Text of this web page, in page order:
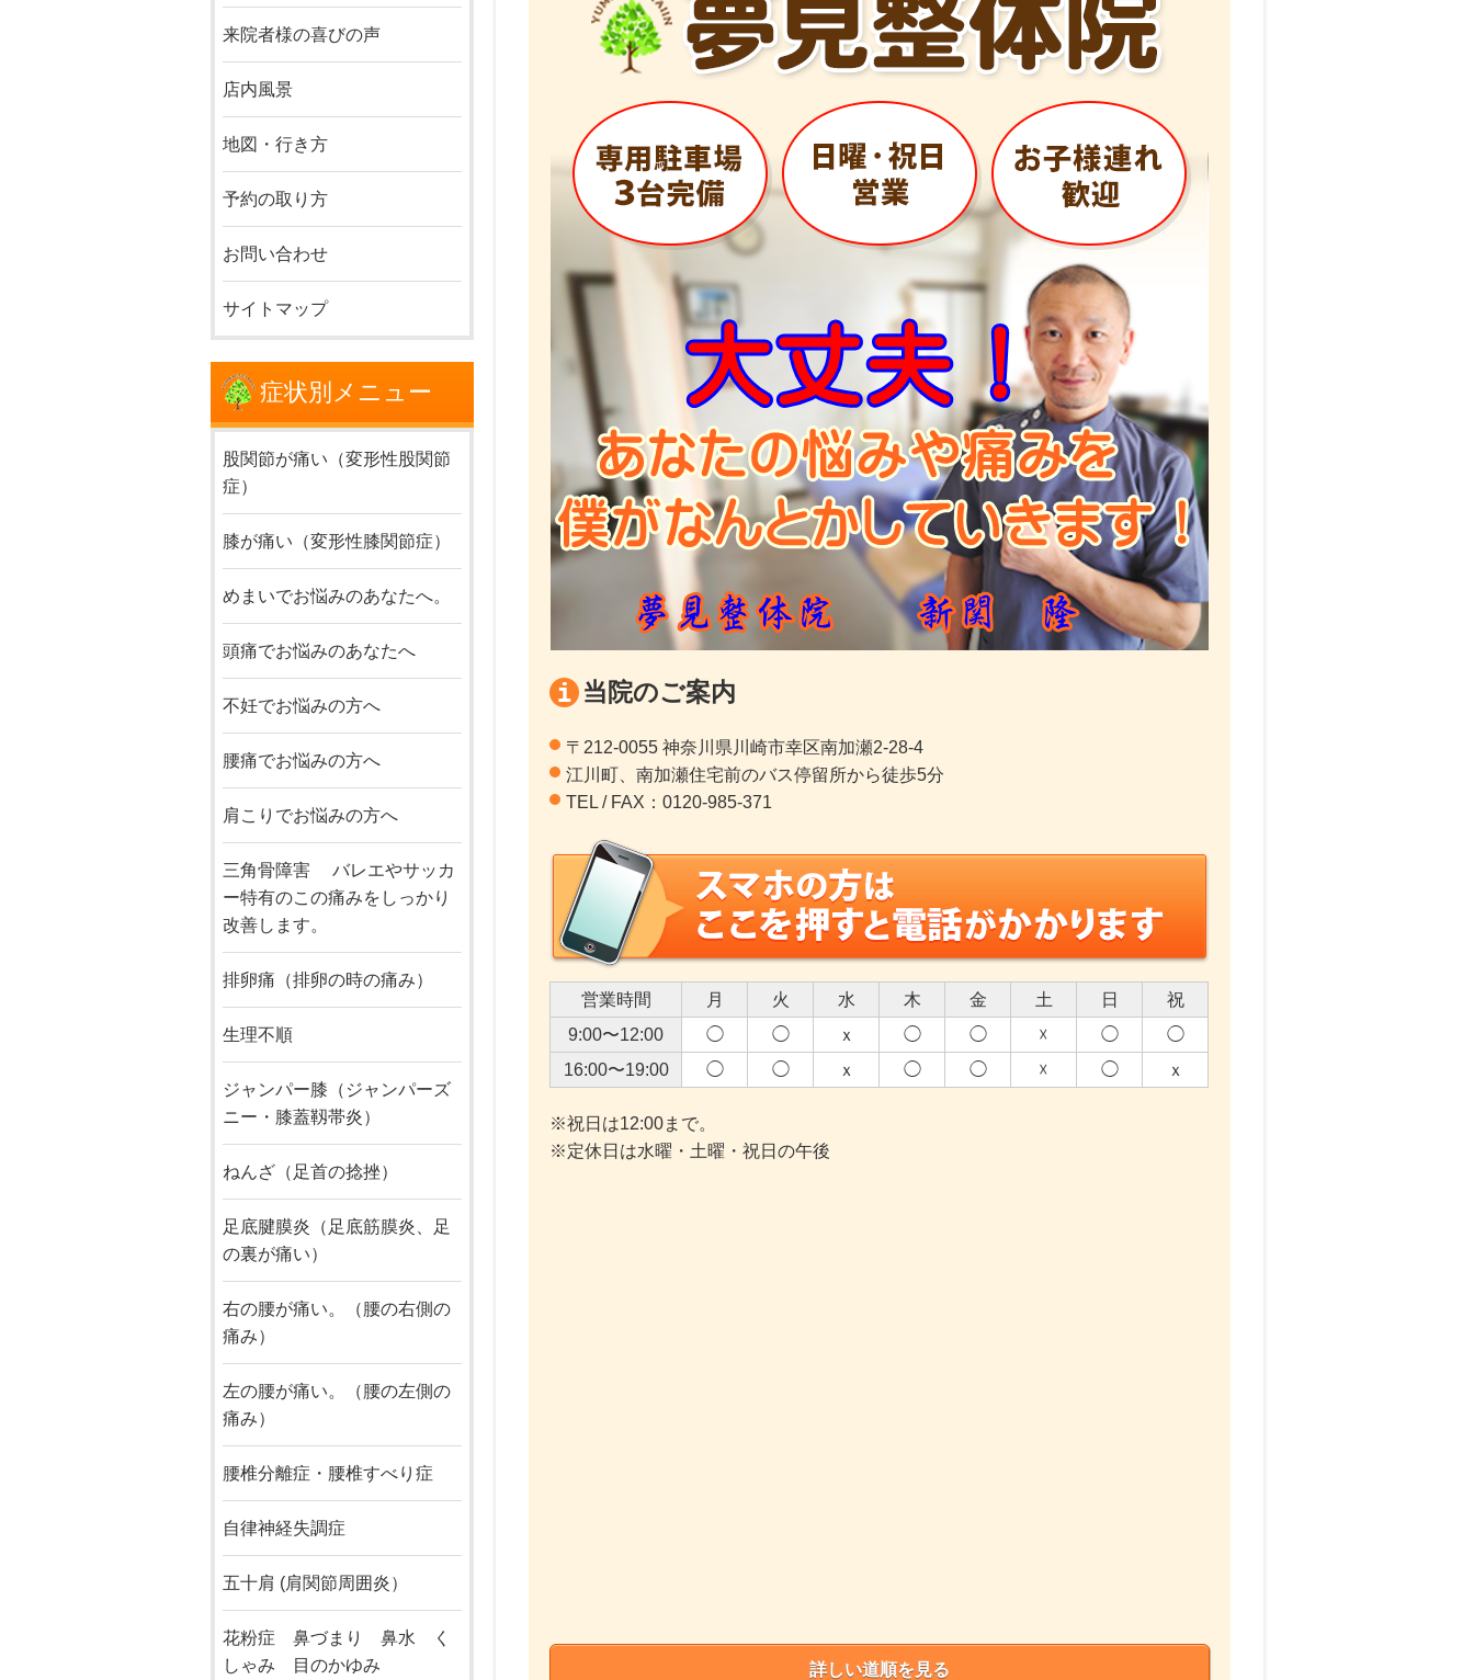
当院のご案内
〒212-0055 神奈川県川崎市幸区南加瀬2-28-4
江川町、南加瀬住宅前のバス停留所から徒歩5分
TEL / FAX：0120-985-371
営業時間 月 火 水 木 金 土 日
祝
9:00〜12:00
◯ ◯ ｘ ◯ ◯ ☓ ◯
◯
16:00〜19:00
◯ ◯ ｘ ◯ ◯ ☓ ◯ ｘ
※祝日は12:00まで。
※定休日は水曜・土曜・祝日の午後
詳しい道順を見る
来院者様の喜びの声
店内風景
地図・行き方
予約の取り方
お問い合わせ
サイトマップ
症状別メニュー
股関節が痛い（変形性股関節
症）
膝が痛い（変形性膝関節症）
めまいでお悩みのあなたへ。
頭痛でお悩みのあなたへ
不妊でお悩みの方へ
腰痛でお悩みの方へ
肩こりでお悩みの方へ
三角骨障害 バレエやサッカ
ー特有のこの痛みをしっかり
改善します。
排卵痛（排卵の時の痛み）
生理不順
ジャンパー膝（ジャンパーズ
ニー・膝蓋靱帯炎）
ねんざ（足首の捻挫）
足底腱膜炎（足底筋膜炎、足
の裏が痛い）
右の腰が痛い。（腰の右側の
痛み）
左の腰が痛い。（腰の左側の
痛み）
腰椎分離症・腰椎すべり症
自律神経失調症
五十肩 (肩関節周囲炎）
花粉症 鼻づまり 鼻水 く
しゃみ 目のかゆみ